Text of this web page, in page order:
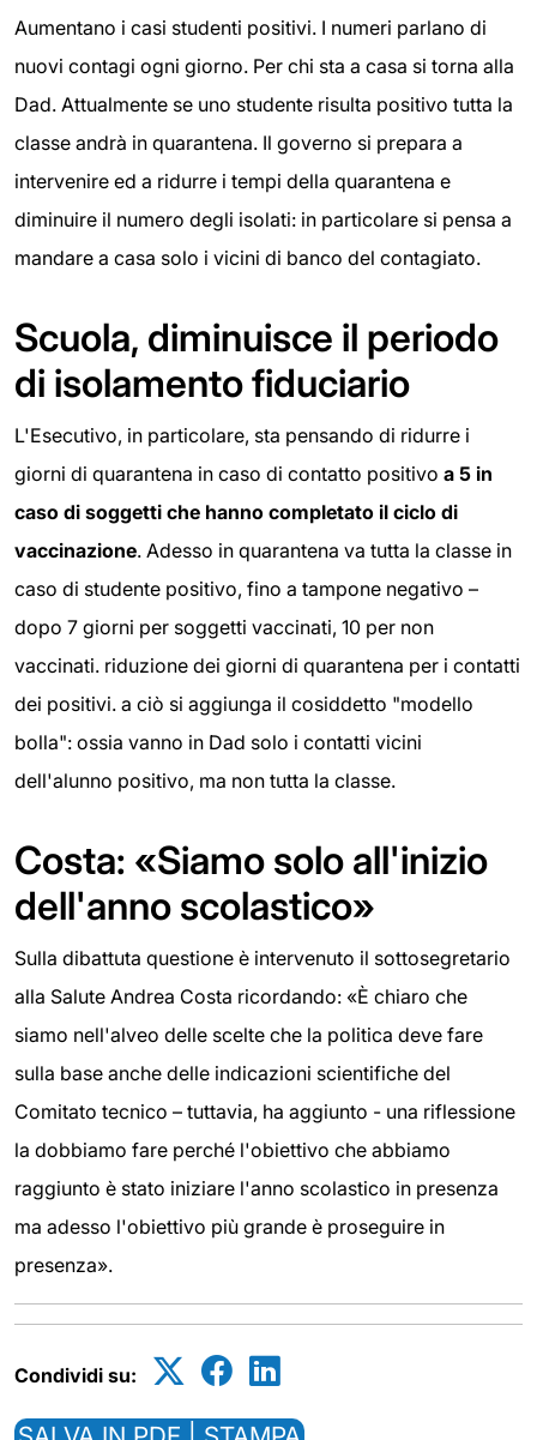
Aumentano i casi studenti positivi. I numeri parlano di
nuovi contagi ogni giorno. Per chi sta a casa si torna alla
Dad. Attualmente se uno studente risulta positivo tutta la
classe andrà in quarantena. Il governo si prepara a
intervenire ed a ridurre i tempi della quarantena e
diminuire il numero degli isolati: in particolare si pensa a
mandare a casa solo i vicini di banco del contagiato.
Scuola, diminuisce il periodo
di isolamento fiduciario
L'Esecutivo, in particolare, sta pensando di ridurre i
giorni di quarantena in caso di contatto positivo a 5 in
caso di soggetti che hanno completato il ciclo di
vaccinazione. Adesso in quarantena va tutta la classe in
caso di studente positivo, fino a tampone negativo –
dopo 7 giorni per soggetti vaccinati, 10 per non
vaccinati. riduzione dei giorni di quarantena per i contatti
dei positivi. a ciò si aggiunga il cosiddetto "modello
bolla": ossia vanno in Dad solo i contatti vicini
dell'alunno positivo, ma non tutta la classe.
Costa: «Siamo solo all'inizio
dell'anno scolastico»
Sulla dibattuta questione è intervenuto il sottosegretario
alla Salute Andrea Costa ricordando: «È chiaro che
siamo nell'alveo delle scelte che la politica deve fare
sulla base anche delle indicazioni scientifiche del
Comitato tecnico – tuttavia, ha aggiunto - una riflessione
la dobbiamo fare perché l'obiettivo che abbiamo
raggiunto è stato iniziare l'anno scolastico in presenza
ma adesso l'obiettivo più grande è proseguire in
presenza».
Condividi su: